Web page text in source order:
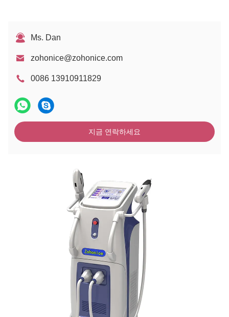
Ms. Dan
zohonice@zohonice.com
0086 13910911829
지금 연락하세요